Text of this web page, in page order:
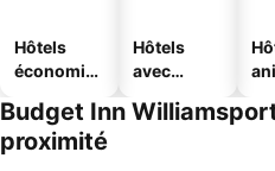
Hôtels
économiq
Hôtels
avec
Budget Inn
proximité